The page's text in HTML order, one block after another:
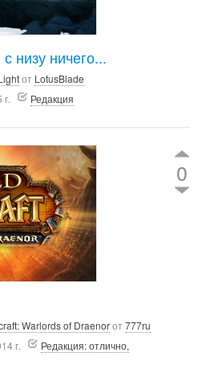
низу ничего...
от LotusBlade
Редакция
0
Warlords of Draenorот777ru
г.
Редакция: отлично,